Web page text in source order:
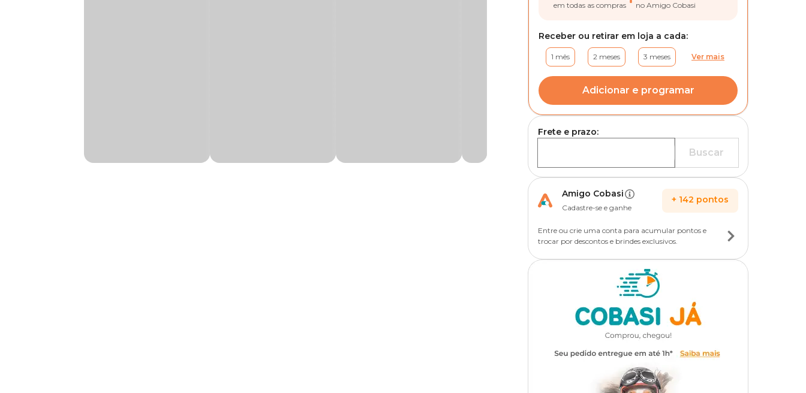
em todas as compras no Amigo Cobasi
Receber ou retirar em loja a cada:
1 mês 2 meses 3 meses Ver mais
Adicionar e programar
Frete e prazo:
Buscar
Amigo Cobasi
Cadastre-se e ganhe
+ 142 pontos
Entre ou crie uma conta para acumular pontos e
trocar por descontos e brindes exclusivos.